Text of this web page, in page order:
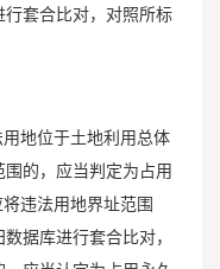
套合比对，对照所标
地位于土地利用总体
的，应当判定为占用
违法用地界址范围
据库进行套合比对，